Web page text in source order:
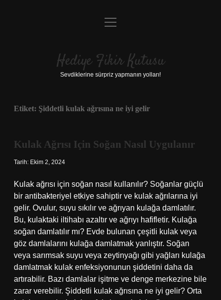
Anasayfa
Yasal Uyarı
menüyü
Hediye Fikir Kutusu
Sevdiklerine sürpriz yapmanın yolları!
Etiket: Şiddetli kulak ağrısına ne iyi gelir
Kulak Ağrısı Için Soğan Nasıl Uygulanır
Tarih: Ekim 2, 2024
Kulak ağrısı için soğan nasıl kullanılır? Soğanlar güçlü
bir antibakteriyel etkiye sahiptir ve kulak ağrılarına iyi
gelir. Ovulur, suyu sıkılır ve ağrıyan kulağa damlatılır.
Bu, kulaktaki iltihabı azaltır ve ağrıyı hafifletir. Kulağa
soğan damlatılır mı? Evde bulunan çeşitli kulak veya
göz damlalarını kulağa damlatmak yanlıştır. Soğan
veya sarımsak suyu veya zeytinyağı gibi yağları kulağa
damlatmak kulak enfeksiyonunun şiddetini daha da
artırabilir. Bazı damlalar işitme ve denge merkezine bile
zarar verebilir. Şiddetli kulak ağrısına ne iyi gelir? Orta